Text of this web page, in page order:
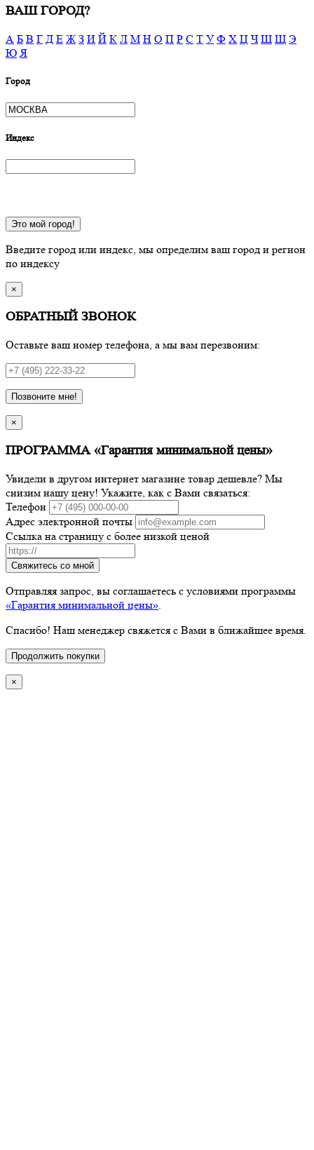
ВАШ ГОРОД?
А Б В Г Д Е Ж З И Й К Л М Н О П Р С Т У Ф Х Ц Ч Ш Щ Э
Ю Я
Город
Индекс
Это мой город!
Введите город или индекс, мы определим ваш город и регион
по индексу
×
ОБРАТНЫЙ ЗВОНОК
Оставьте ваш номер телефона, а мы вам перезвоним:
Позвоните мне!
×
ПРОГРАММА «Гарантия минимальной цены»
Увидели в другом интернет магазине товар дешевле? Мы
снизим нашу цену! Укажите, как с Вами связаться:
Телефон
Адрес электронной почты
Ссылка на страницу с более низкой ценой
Свяжитесь со мной
Отправляя запрос, вы соглашаетесь с условиями программы
«Гарантия минимальной цены»
Спасибо! Наш менеджер свяжется с Вами в ближайшее время.
Продолжить покупки
×